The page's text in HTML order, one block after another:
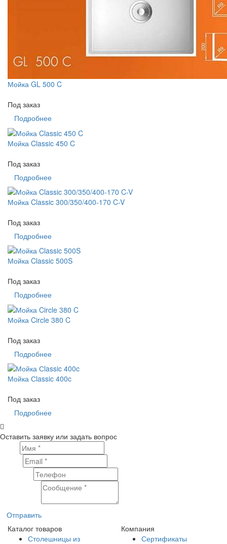
Мойка GL 500 C
Под заказ
Подробнее
Мойка Classic 450 C
Под заказ
Подробнее
Мойка Classic 300/350/400-170 C-V
Под заказ
Подробнее
Мойка Classic 500S
Под заказ
Подробнее
Мойка Circle 380 C
Под заказ
Подробнее
Мойка Сlassic 400c
Под заказ
Подробнее
Оставить заявку или задать вопрос
Отправить
Каталог товаров
Столешницы из
Компания
Сертификаты